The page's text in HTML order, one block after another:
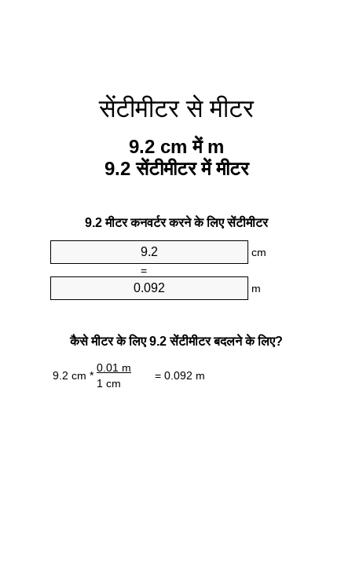
सेंटीमीटर से मीटर
9.2 cm में m
9.2 सेंटीमीटर में मीटर
9.2 मीटर कनवर्टर करने के लिए सेंटीमीटर
cm
=
m
कैसे मीटर के लिए 9.2 सेंटीमीटर बदलने के लिए?
9.2 cm *
0.01 m
= 0.092 m
1 cm